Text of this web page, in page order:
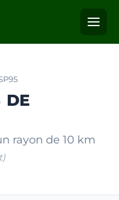
DE
rayon de 10 km